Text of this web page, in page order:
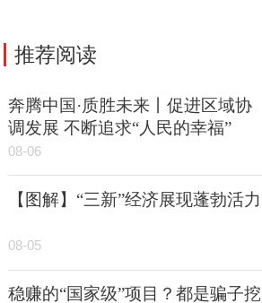
推荐阅读
奔腾中国·质胜未来丨促进区域协
调发展 不断追求“人民的幸福”
08-06
【图解】“三新”经济展现蓬勃活力
08-05
稳赚的“国家级”项目？都是骗子挖